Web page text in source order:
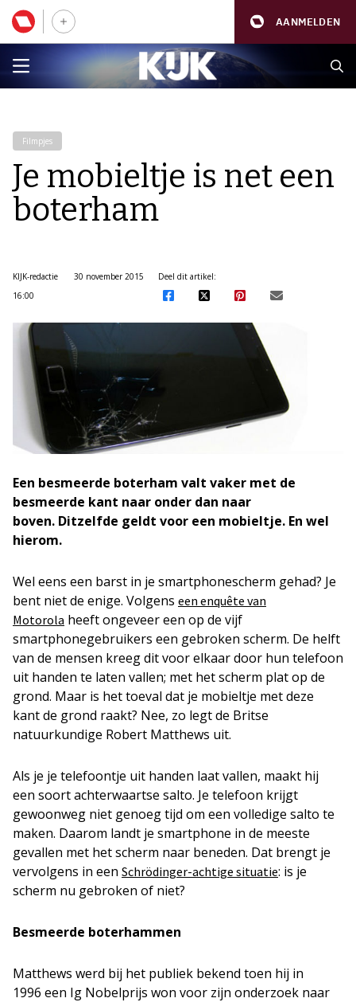
AANMELDEN
Filmpjes
Je mobieltje is net een
boterham
KIJK-redactie
30 november 2015
16:00
Deel dit artikel:
Een besmeerde boterham valt vaker met de
besmeerde kant naar onder dan naar
boven. Ditzelfde geldt voor een mobieltje. En wel
hierom.
Wel eens een barst in je smartphonescherm gehad? Je
bent niet de enige. Volgens een enquête van
Motorola heeft ongeveer een op de vijf
smartphonegebruikers een gebroken scherm. De helft
van de mensen kreeg dit voor elkaar door hun telefoon
uit handen te laten vallen; met het scherm plat op de
grond. Maar is het toeval dat je mobieltje met deze
kant de grond raakt? Nee, zo legt de Britse
natuurkundige Robert Matthews uit.
Als je je telefoontje uit handen laat vallen, maakt hij
een soort achterwaartse salto. Je telefoon krijgt
gewoonweg niet genoeg tijd om een volledige salto te
maken. Daarom landt je smartphone in de meeste
gevallen met het scherm naar beneden. Dat brengt je
vervolgens in een Schrödinger-achtige situatie: is je
scherm nu gebroken of niet?
Besmeerde boterhammen
Matthews werd bij het publiek bekend toen hij in
1996 een Ig Nobelprijs won voor zijn onderzoek naar